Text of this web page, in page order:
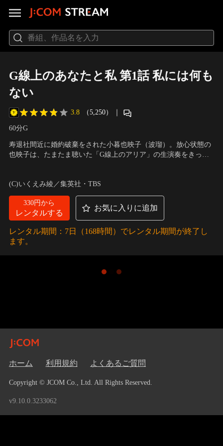
G線上のあなたと私 第1話 私には何も
ない
3.8 （5,250） ｜
60分G
寿退社間近に婚約破棄をされた小暮也映子（波瑠）。放心状態の
也映子は、たまたま聴いた「G線上のアリア」の生演奏をきっか
(C)いくえみ綾／集英社・TBS
330円から
レンタルする
お気に入りに追加
レンタル期間：7日（168時間）でレンタル期間が終了し
ます。
ホーム 利用規約 よくあるご質問
Copyright © JCOM Co., Ltd. All Rights Reserved.
v9.10.0.3233062